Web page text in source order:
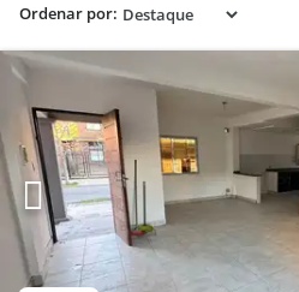
Ordenar por: